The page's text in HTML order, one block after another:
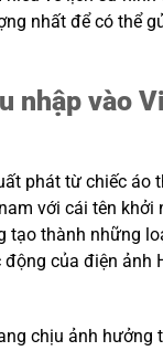
nhất để có thể
nhập vào
phát từ chiếc áo
với cái tên khởi
tạo thành những
của điện
chịu ảnh hưởng